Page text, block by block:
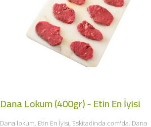
Dana Lokum (400gr) - Etin En İyisi
Dana lokum, Etin En İyisi, Eskitadinda.com'da. Dana